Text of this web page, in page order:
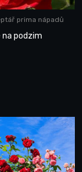
prima nápadů
na podzim